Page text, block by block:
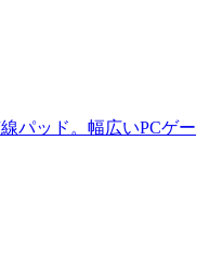
パッド。幅広いPCゲー